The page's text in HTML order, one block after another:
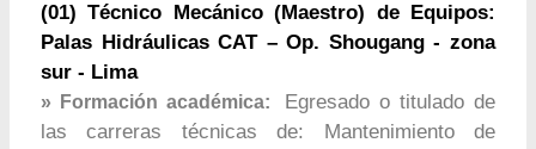
(01) Técnico Mecánico (Maestro) de Equipos:
Palas Hidráulicas CAT – Op. Shougang - zona
sur - Lima
» Formación académica:
Egresado o titulado de
las carreras técnicas de: Mantenimiento de